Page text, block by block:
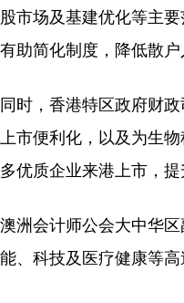
股市场及基建优化等主
有助简化制度，降低散户
同时，香港特区政府财
上市便利化，以及为生
多优质企业来港上市，提
澳洲会计师公会大中华
能、科技及医疗健康等高